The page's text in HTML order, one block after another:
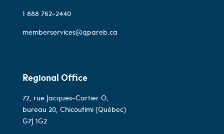
1 888 762-2440
memberservices@qpareb.ca
Regional Office
72, rue Jacques-Cartier O,
bureau 20, Chicoutimi (Québec)
G7J 1G2